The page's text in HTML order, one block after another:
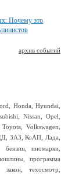
Почему это
архив событий
Honda ,Hyundai
,Nissan ,Opel
,Toyota Volkswagen
ЗАЗ ,КоАП ,Лада
бензин,иномарки
программа
закон,техосмотр